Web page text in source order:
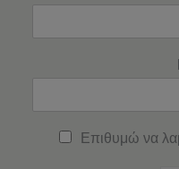
Επιθυμώ να